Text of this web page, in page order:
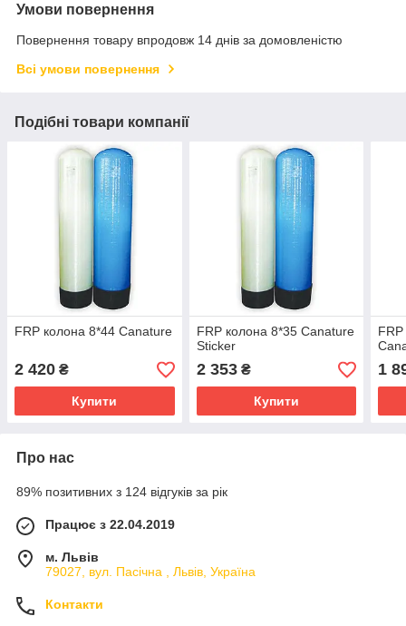
Умови повернення
Повернення товару впродовж 14 днів за домовленістю
Всі умови повернення
Подібні товари компанії
FRP колона 8*44 Canature
2 420 ₴
Купити
FRP колона 8*35 Canature
Sticker
2 353₴
Купити
1
Про нас
89% позитивних з 124 відгуків за рік
Працює з 22.04.2019
м. Львів
79027, вул. Пасічна , Львів, Україна
Контакти